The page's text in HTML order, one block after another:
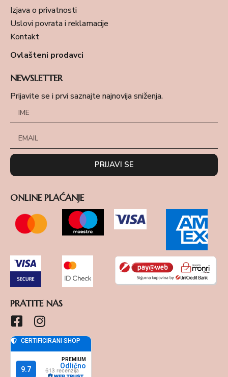
Izjava o privatnosti
Uslovi povrata i reklamacije
Kontakt
Ovlašteni prodavci
NEWSLETTER
Prijavite se i prvi saznajte najnovija sniženja.
PRIJAVI SE
ONLINE PLAĆANJE
PRATITE NAS